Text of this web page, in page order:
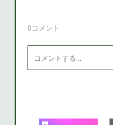
0コメント